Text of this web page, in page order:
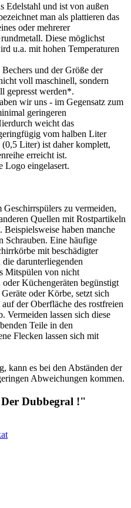
Edelstahl und ist von außen
man als plattieren das
oder mehrerer
Diese möglichst
u.a. mit hohen Temperaturen
und der Größe der
voll maschinell, sondern
gepresst werden*.
wir uns - im Gegensatz zum
geringeren
weicht das
vom halben Liter
Liter) ist daher komplett,
erreicht ist.
Logo eingelasert.
zu vermeiden,
Quellen mit Rostpartikeln
haben manche
Schrauben. Eine häufige
mit beschädigter
darunterliegenden
Mitspülen von nicht
Küchengeräten begünstigt
oder Körbe, setzt sich
der Oberfläche des rostfreien
Vermeiden lassen sich diese
Teile in den
Flecken lassen sich mit
kann es bei den Abständen der
Abweichungen kommen.
Dubbegral !"